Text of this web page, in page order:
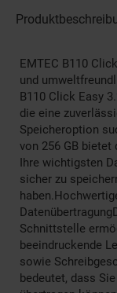
EMTEC B110
und
B110 Click Easy
die eine
Speicheroption
von 256 GB bietet
Ihre wichtigsten
sicher zu
Schnittstelle
beeindruckende
sowie
bedeutet, dass